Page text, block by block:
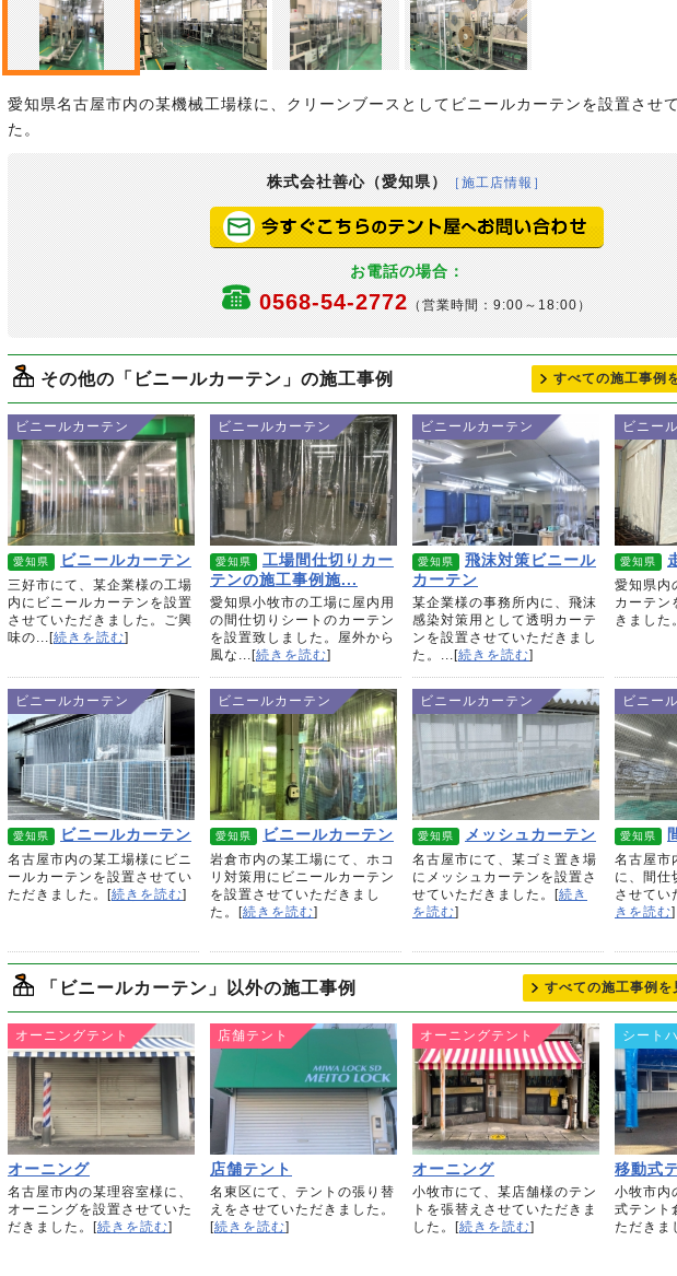
愛知県名古屋市内の某機械工場様に、クリーンブースとしてビニールカーテンを設置させ
た。
株式会社善心（愛知県）［施工店情報］
お電話の場合：
0568-54-2772（営業時間：9:00～18:00）
その他の「ビニールカーテン」の施工事例 すべての施工事例
ビニールカーテン
愛知県 ビニールカーテン
三好市にて、某企業様の工場
内にビニールカーテンを設置
させていただきました。ご興
味の...[続きを読む]
ビニールカーテン
愛知県
工場間仕切りカー
テンの施工事例施...
愛知県小牧市の工場に屋内用
の間仕切りシートのカーテン
を設置致しました。屋外から
風な...[続きを読む]
ビニールカーテン
愛知県
飛沫対策ビニール
カーテン
某企業様の事務所内に、飛沫
感染対策用として透明カーテ
ンを設置させていただきまし
た。...[続きを読む]
ビニー
愛知県
愛知県内
カーテン
きました
ビニールカーテン
愛知県 ビニールカーテン
名古屋市内の某工場様にビニ
ールカーテンを設置させてい
ただきました。[続きを読む]
ビニールカーテン
愛知県 ビニールカーテン
岩倉市内の某工場にて、ホコ
リ対策用にビニールカーテン
を設置させていただきまし
た。[続きを読む]
ビニールカーテン
愛知県 メッシュカーテン
名古屋市にて、某ゴミ置き場
にメッシュカーテンを設置さ
せていただきました。[続き
を読む]
ビニー
愛知県
名古屋市
に、間仕
させてい
きを読む]
「ビニールカーテン」以外の施工事例 すべての施工事例を
オーニングテント
オーニング
名古屋市内の某理容室様に、
オーニングを設置させていた
だきました。[続きを読む]
店舗テント
店舗テント
名東区にて、テントの張り替
えをさせていただきました。
[続きを読む]
オーニングテント
オーニング
小牧市にて、某店舗様のテン
トを張替えさせていただきま
した。[続きを読む]
シート
移動式
小牧市内
式テント
ただきま